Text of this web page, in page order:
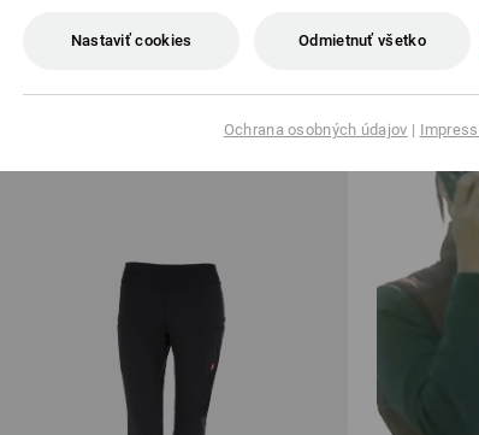
light/high,3 ks
(v. DPH) od 5 Balík 9 farieb
Slnečné
(v. DPH) od
Nastaviť cookies Odmietnuť všetko
Ochrana osobných údajov |